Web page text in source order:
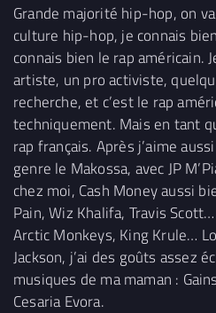
Grande majorité hip-hop, on
culture hip-hop, je connais
connais bien le rap américain.
artiste, un pro activiste,
recherche, et c’est le rap
techniquement. Mais en tant
rap français. Après j’aime
genre le Makossa, avec JP
chez moi, Cash Money aussi
Pain, Wiz Khalifa, Travis
Arctic Monkeys, King Krule…
Jackson, j’ai des goûts assez
musiques de ma maman :
Cesaria Evora.